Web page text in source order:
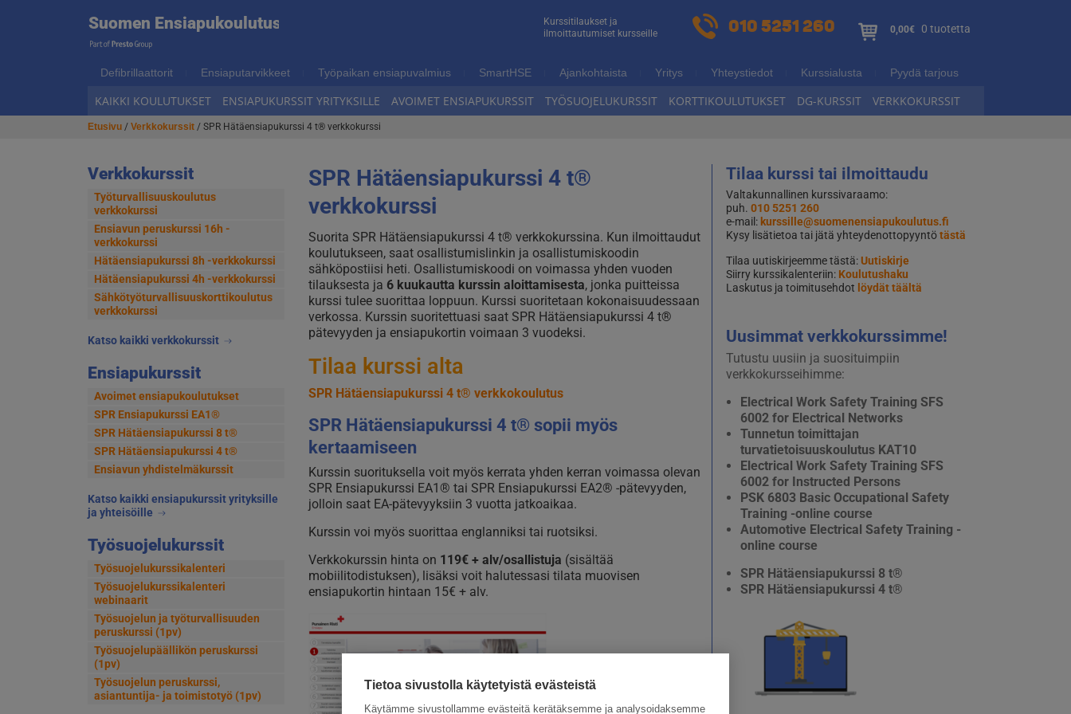
Tietoa sivustolla käytetyistä evästeistä
Käytämme sivustollamme evästeitä kerätäksemme ja analysoidaksemme
Hyppää
navigointiin
Hyppää
sisältöön
Suomen EnsiapukoulutusSuomen
Kurssitilaukset ja
ilmoittautumiset kursseille
010 5251 260 0,00€ 0 tuotetta
Defibrillaattorit Ensiaputarvikkeet Työpaikan ensiapuvalmius SmartHSE Ajankohtaista Yritys Yhteystiedot Kurssialusta Pyydä tarjous
KAIKKI KOULUTUKSET ENSIAPUKURSSIT YRITYKSILLE AVOIMET ENSIAPUKURSSIT TYÖSUOJELUKURSSIT KORTTIKOULUTUKSET DG-KURSSIT VERKKOKURSSIT
Etusivu/ Verkkokurssit/ SPR Hätäensiapukurssi 4 t® verkkokurssi
Verkkokurssit
Työturvallisuuskoulutus
verkkokurssi
Ensiavun peruskurssi 16h -
verkkokurssi
Hätäensiapukurssi 8h -verkkokurssi
Hätäensiapukurssi 4h -verkkokurssi
Sähkötyöturvallisuus­korttikoulutus
verkkokurssi
Katso kaikki verkkokurssit
Ensiapukurssit
Avoimet ensiapukoulutukset
SPR Ensiapukurssi EA1®
SPR Hätäensiapukurssi 8 t®
SPR Hätäensiapukurssi 4 t®
Ensiavun yhdistelmäkurssit
Katso kaikki ensiapukurssit yrityksille
ja yhteisöille
Työsuojelukurssit
Työsuojelukurssikalenteri
Työsuojelukurssikalenteri
webinaarit
Työsuojelun ja työturvallisuuden
peruskurssi (1pv)
Työsuojelupäällikön peruskurssi
(1pv)
Työsuojelun peruskurssi,
asiantuntija- ja toimistotyö (1pv)
SPR Hätäensiapukurssi 4 t®
verkkokurssi
Suorita SPR Hätäensiapukurssi 4 t® verkkokurssina. Kun ilmoittaudut
koulutukseen, saat osallistumislinkin ja osallistumiskoodin
sähköpostiisi heti. Osallistumiskoodi on voimassa yhden vuoden
tilauksesta ja 6 kuukautta kurssin aloittamisesta, jonka puitteissa
kurssi tulee suorittaa loppuun. Kurssi suoritetaan kokonaisuudessaan
verkossa. Kurssin suoritettuasi saat SPR Hätäensiapukurssi 4 t®
pätevyyden ja ensiapukortin voimaan 3 vuodeksi.
Tilaa kurssi alta
SPR Hätäensiapukurssi 4 t® verkkokoulutus
SPR Hätäensiapukurssi 4 t® sopii myös
kertaamiseen
Kurssin suorituksella voit myös kerrata yhden kerran voimassa olevan
SPR Ensiapukurssi EA1® tai SPR Ensiapukurssi EA2® -pätevyyden,
jolloin saat EA-pätevyyksiin 3 vuotta jatkoaikaa.
Kurssin voi myös suorittaa englanniksi tai ruotsiksi.
Verkkokurssin hinta on 119€ + alv/osallistuja (sisältää
mobiilitodistuksen), lisäksi voit halutessasi tilata muovisen
ensiapukortin hintaan 15€ + alv.
Tilaa kurssi tai ilmoittaudu
Valtakunnallinen kurssivaraamo:
puh.010 5251 260
e-mail: kurssille@suomenensiapukoulutus.fi
Kysy lisätietoa tai jätä yhteydenottopyyntötästä
Tilaa uutiskirjeemme tästä:Uutiskirje
Siirry kurssikalenteriin: Koulutushaku
Laskutus ja toimitusehdot löydät täältä
Uusimmat verkkokurssimme!
Tutustu uusiin ja suosituimpiin
verkkokursseihimme:
Electrical Work Safety Training SFS
6002 for Electrical Networks
Tunnetun toimittajan
turvatietoisuuskoulutus KAT10
Electrical Work Safety Training SFS
6002 for Instructed Persons
PSK 6803 Basic Occupational Safety
Training -online course
Automotive Electrical Safety Training -
online course
SPR Hätäensiapukurssi 8 t®
SPR Hätäensiapukurssi 4 t®